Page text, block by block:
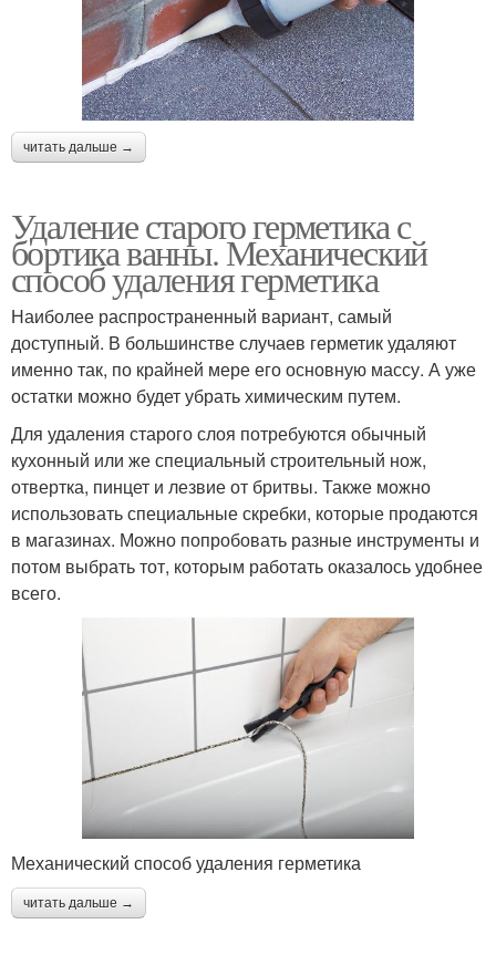
читать дальше →
Удаление старого герметика с
бортика ванны. Механический
способ удаления герметика
Наиболее распространенный вариант, самый
доступный. В большинстве случаев герметик удаляют
именно так, по крайней мере его основную массу. А уже
остатки можно будет убрать химическим путем.
Для удаления старого слоя потребуются обычный
кухонный или же специальный строительный нож,
отвертка, пинцет и лезвие от бритвы. Также можно
использовать специальные скребки, которые продаются
в магазинах. Можно попробовать разные инструменты и
потом выбрать тот, которым работать оказалось удобнее
всего.
Механический способ удаления герметика
читать дальше →